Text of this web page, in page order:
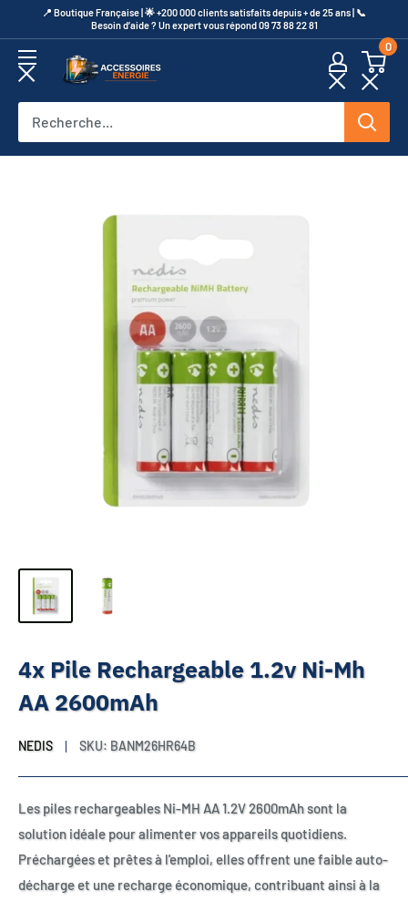
au
contenu
​📍​ Boutique Française | 🌟 +200 000 clients satisfaits depuis + de 25 ans | 📞​
Besoin d’aide ? Un expert vous répond 09 73 88 22 81
Accessoires
0
4x Pile Rechargeable 1.2v Ni-Mh
AA 2600mAh
NEDIS SKU: BANM26HR64B
Les piles rechargeables Ni-MH AA 1.2V 2600mAh sont la
solution idéale pour alimenter vos appareils quotidiens.
Préchargées et prêtes à l'emploi, elles offrent une faible auto-
décharge et une recharge économique, contribuant ainsi à la